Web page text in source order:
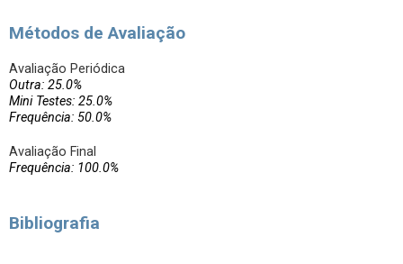
Métodos de Avaliação
Avaliação Periódica
Outra: 25.0%
Mini Testes: 25.0%
Frequência: 50.0%
Avaliação Final
Frequência: 100.0%
Bibliografia